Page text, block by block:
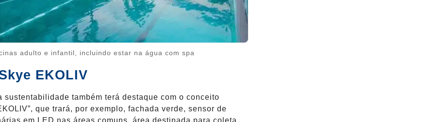
adulto e infantil, incluindo estar na água com spa
EKOLIV
sustentabilidade também terá destaque com o conceito
que trará, por exemplo, fachada verde, sensor de
em LED nas áreas comuns, área destinada para coleta